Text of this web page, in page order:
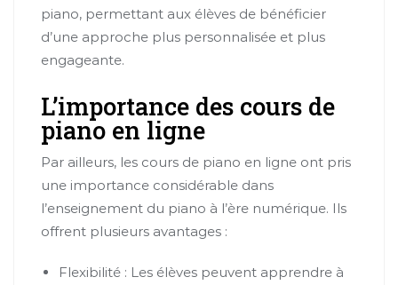
piano, permettant aux élèves de bénéficier
d’une approche plus personnalisée et plus
engageante.
L’importance des cours de
piano en ligne
Par ailleurs, les cours de piano en ligne ont pris
une importance considérable dans
l’enseignement du piano à l’ère numérique. Ils
offrent plusieurs avantages :
Flexibilité : Les élèves peuvent apprendre à